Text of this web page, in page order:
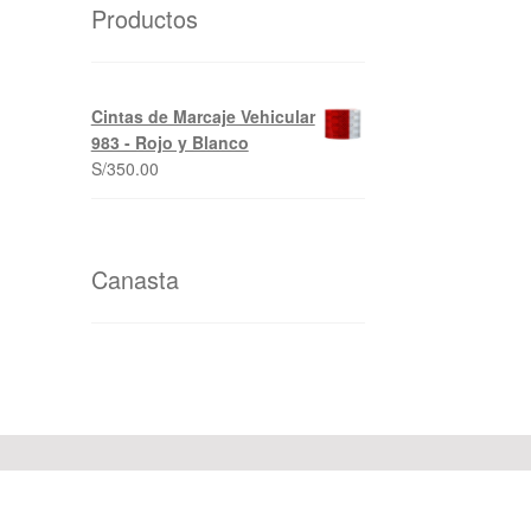
Productos
Cintas de Marcaje Vehicular
983 - Rojo y Blanco
S/350.00
Canasta